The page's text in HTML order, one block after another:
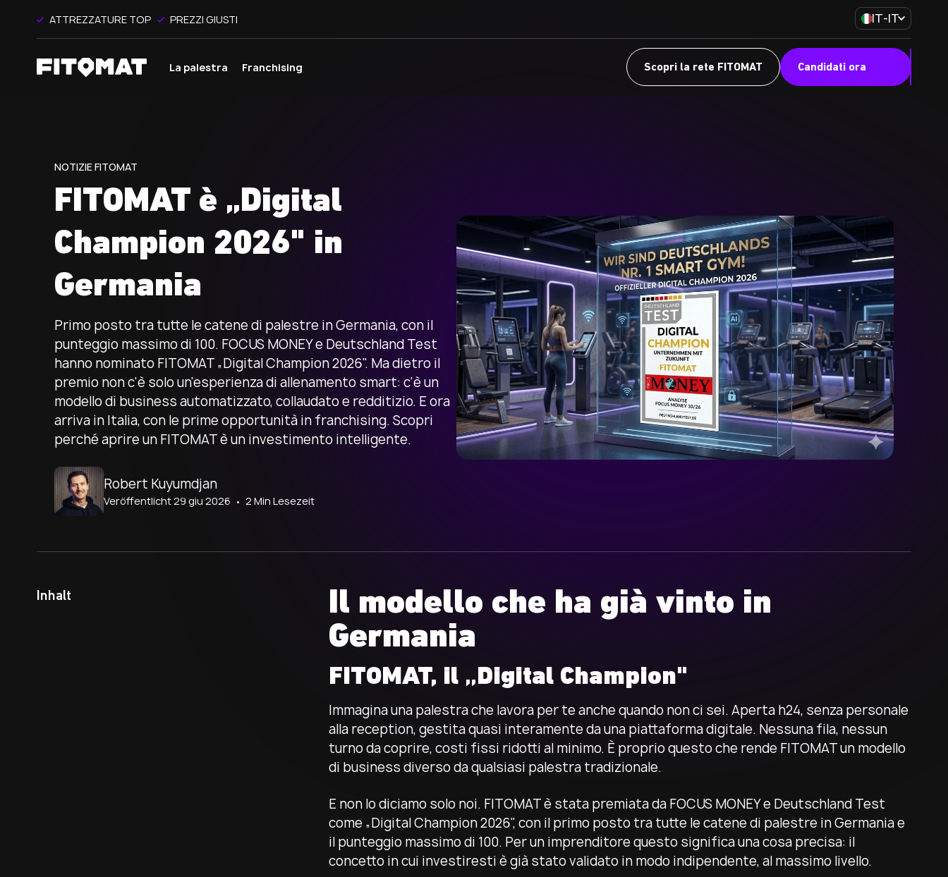
ATTREZZATURE TOP PREZZI GIUSTI IT-IT
La palestra Franchising Scopri la rete FITOMAT Candidati ora
NOTIZIE FITOMAT
FITOMAT è „Digital
Champion 2026" in
Germania
Primo posto tra tutte le catene di palestre in Germania, con il
punteggio massimo di 100. FOCUS MONEY e Deutschland Test
hanno nominato FITOMAT „Digital Champion 2026". Ma dietro il
premio non c'è solo un'esperienza di allenamento smart: c'è un
modello di business automatizzato, collaudato e redditizio. E ora
arriva in Italia, con le prime opportunità in franchising. Scopri
perché aprire un FITOMAT è un investimento intelligente.
Autor:
Robert Kuyumdjan
Veröffentlicht 29 giu 2026 • 2 Min Lesezeit
Inhalt
Il modello che ha già vinto in
Germania
FITOMAT, il „Digital Champion"
Immagina una palestra che lavora per te anche quando non ci sei. Aperta h24, senza personale
alla reception, gestita quasi interamente da una piattaforma digitale. Nessuna fila, nessun
turno da coprire, costi fissi ridotti al minimo. È proprio questo che rende FITOMAT un modello
di business diverso da qualsiasi palestra tradizionale.
E non lo diciamo solo noi. FITOMAT è stata premiata da FOCUS MONEY e Deutschland Test
come „Digital Champion 2026", con il primo posto tra tutte le catene di palestre in Germania e
il punteggio massimo di 100. Per un imprenditore questo significa una cosa precisa: il
concetto in cui investiresti è già stato validato in modo indipendente, al massimo livello.